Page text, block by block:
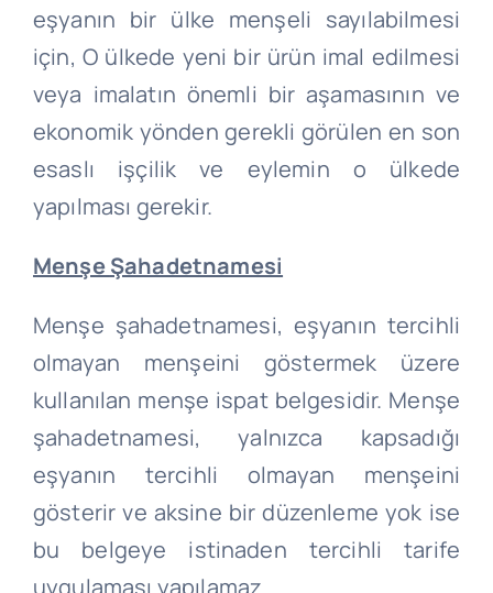
eşyanın bir ülke menşeli sayılabilmesi
için, O ülkede yeni bir ürün imal edilmesi
veya imalatın önemli bir aşamasının ve
ekonomik yönden gerekli görülen en son
esaslı işçilik ve eylemin o ülkede
yapılması gerekir.
MenşeŞahadetnamesi
Menşe şahadetnamesi, eşyanın tercihli
olmayan menşeini göstermek üzere
kullanılan menşe ispat belgesidir. Menşe
şahadetnamesi, yalnızca kapsadığı
eşyanın tercihli olmayan menşeini
gösterir ve aksine bir düzenleme yok ise
bu belgeye istinaden tercihli tarife
uygulaması yapılamaz.